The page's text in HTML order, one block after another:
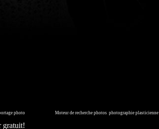
gratuit!
photo Moteur de recherche photos photographie plasticienne